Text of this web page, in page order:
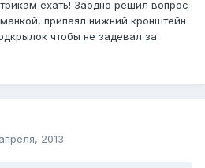
ехать! Заодно решил вопрос
припаял нижний кронштейн
чтобы не задевал за
2013